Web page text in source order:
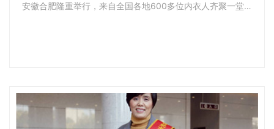
安徽合肥隆重举行，来自全国各地600多位内衣人齐聚一堂，
多年一直深受消费者的喜爱，为了不辜负大家的厚爱，好波